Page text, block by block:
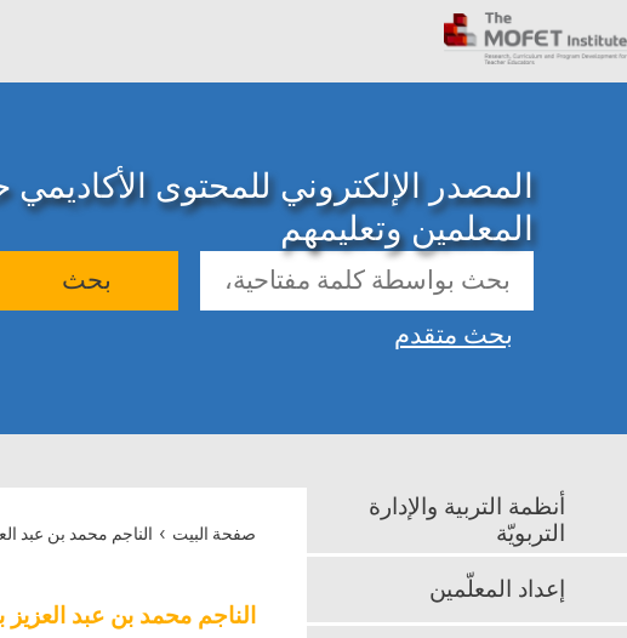
المصدر الإلكتروني للمحتوى
المعلمين وتعليمهم
بحث
بحث متقدم
صفحة البيت › الناجم محمد بن عبد
الناجم محمد بن عبد
أنظمة التربية والإدارة
التربويّة
إعداد المعلّمين